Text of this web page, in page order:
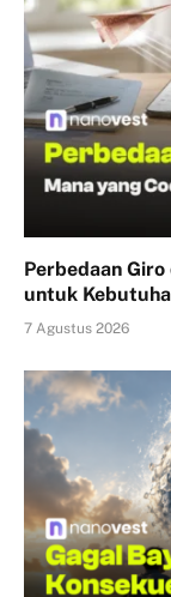
Perbedaan
untuk
7 Agustus 2026